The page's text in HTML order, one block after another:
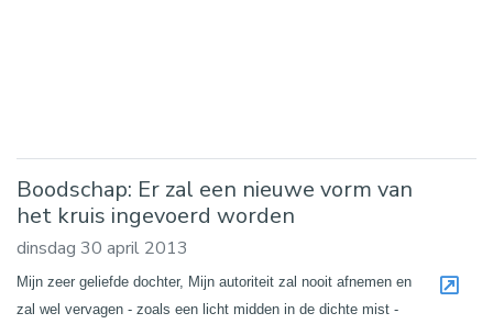
Boodschap: Er zal een nieuwe vorm van
het kruis ingevoerd worden
dinsdag 30 april 2013
Mijn zeer geliefde dochter, Mijn autoriteit zal nooit afnemen en
zal wel vervagen - zoals een licht midden in de dichte mist -